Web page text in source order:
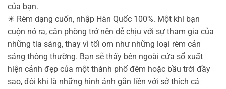
của bạn.
☀ Rèm dạng cuốn, nhập Hàn Quốc 100%. Một khi bạn
cuộn nó ra, căn phòng trở nên dễ chịu với sự tham gia của
những tia sáng, thay vì tối om như những loại rèm cản
sáng thông thường. Bạn sẽ thấy bên ngoài cửa sổ xuất
hiện cảnh đẹp của một thành phố đêm hoặc bầu trời đầy
sao, đôi khi là những hình ảnh gắn liền với sở thích cá